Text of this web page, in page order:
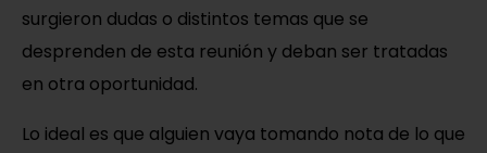
surgieron dudas o distintos temas que se
desprenden de esta reunión y deban ser tratadas
en otra oportunidad.
Lo ideal es que alguien vaya tomando nota de lo que